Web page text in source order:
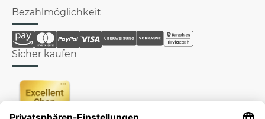
Bezahlmöglichkeit
Sicher kaufen